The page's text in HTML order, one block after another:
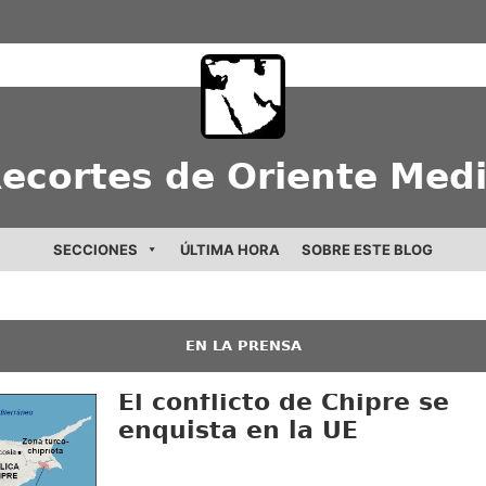
de Oriente
SECCIONES ÚLTIMA HORA SOBRE ESTE BLOG
EN LA PRENSA
El conflicto de Chipre se
enquista en la UE